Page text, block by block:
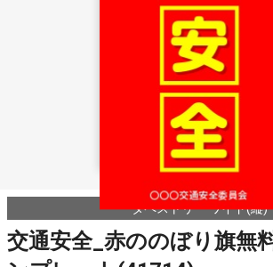
タペストリー ワイド(縦)
交通安全_赤ののぼり旗無